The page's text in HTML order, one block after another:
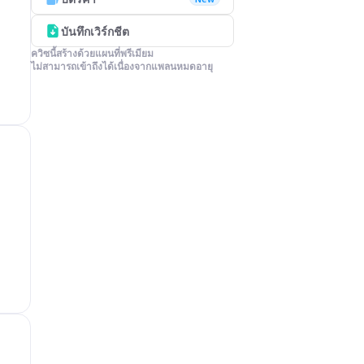
บันทึกเวิร์กชีต
ควิซนี้สร้างด้วยแผนที่พรีเมียม
ไม่สามารถเข้าถึงได้เนื่องจากแพลนหมดอายุ